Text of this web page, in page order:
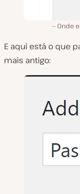
Onde
E aqui está o que
mais antigo: